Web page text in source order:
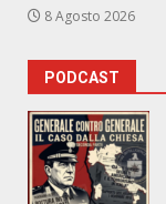
8 Agosto 2026
PODCAST